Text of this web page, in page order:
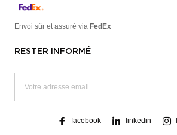
Envoi sûr et assuré via FedEx
RESTER INFORMÉ
facebook linkedin